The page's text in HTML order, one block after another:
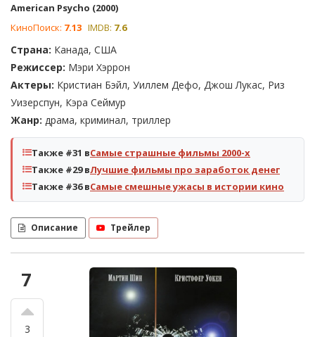
American Psycho (2000)
КиноПоиск: 7.13 IMDB: 7.6
Страна: Канада, США
Режиссер: Мэри Хэррон
Актеры: Кристиан Бэйл, Уиллем Дефо, Джош Лукас, Риз
Уизерспун, Кэра Сеймур
Жанр: драма, криминал, триллер
Также #31 вСамые страшные фильмы 2000-х
Также #29 вЛучшие фильмы про заработок денег
Также #36 вСамые смешные ужасы в истории кино
Описание Трейлер
7
3